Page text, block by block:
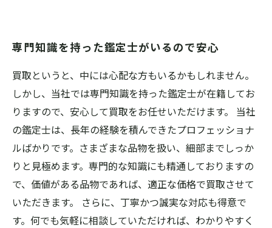
専門知識を持った鑑定士がいるので安心
買取というと、中には心配な方もいるかもしれません。
しかし、当社では専門知識を持った鑑定士が在籍してお
りますので、安心して買取をお任せいただけます。 当社
の鑑定士は、長年の経験を積んできたプロフェッショナ
ルばかりです。さまざまな品物を扱い、細部までしっか
りと見極めます。専門的な知識にも精通しておりますの
で、価値がある品物であれば、適正な価格で買取させて
いただきます。 さらに、丁寧かつ誠実な対応も得意で
す。何でも気軽に相談していただければ、わかりやすく